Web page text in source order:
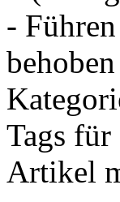
-
Tags
Artikel